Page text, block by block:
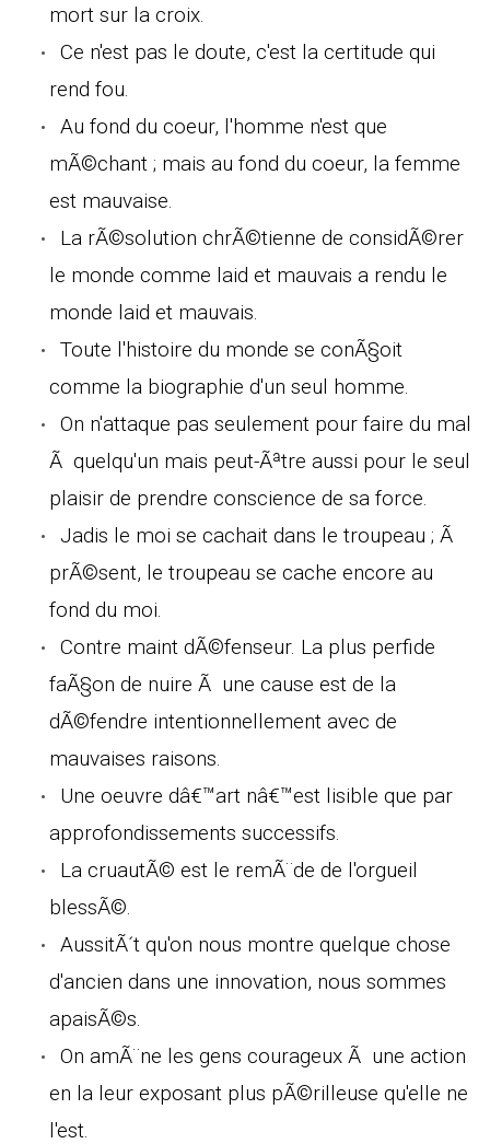
mort sur la croix.
Ce n'est pas le doute, c'est la certitude qui
rend fou.
Au fond du coeur, l'homme n'est que
mÃ©chant ; mais au fond du coeur, la femme
est mauvaise.
La rÃ©solution chrÃ©tienne de considÃ©rer
le monde comme laid et mauvais a rendu le
monde laid et mauvais.
Toute l'histoire du monde se conÃ§oit
comme la biographie d'un seul homme.
On n'attaque pas seulement pour faire du mal
Ã quelqu'un mais peut-Ãªtre aussi pour le seul
plaisir de prendre conscience de sa force.
Jadis le moi se cachait dans le troupeau ; Ã
prÃ©sent, le troupeau se cache encore au
fond du moi.
Contre maint dÃ©fenseur. La plus perfide
faÃ§on de nuire Ã une cause est de la
dÃ©fendre intentionnellement avec de
mauvaises raisons.
Une oeuvre dâ€™art nâ€™est lisible que par
approfondissements successifs.
La cruautÃ© est le remÃ¨de de l'orgueil
blessÃ©.
AussitÃ´t qu'on nous montre quelque chose
d'ancien dans une innovation, nous sommes
apaisÃ©s.
On amÃ¨ne les gens courageux Ã une action
en la leur exposant plus pÃ©rilleuse qu'elle ne
l'est.